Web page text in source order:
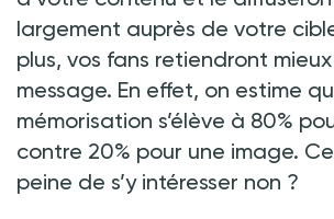
largement auprès de votre
plus, vos fans retiendront
message. En effet, on estime
mémorisation s’élève à 80%
contre 20% pour une image.
peine de s’y intéresser non ?